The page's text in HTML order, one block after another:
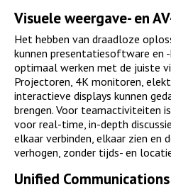
Visuele weergave- en
Het hebben van draadloze
kunnen presentatiesoftware en
optimaal werken met de juiste
Projectoren, 4K monitoren,
interactieve displays kunnen
brengen. Voor teamactiviteiten
voor real-time, in-depth
elkaar verbinden, elkaar zien en
verhogen, zonder tijds- en
Unified Communications